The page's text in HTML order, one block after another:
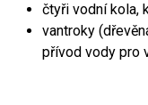
čtyři vodní kola,
vantroky
přívod vody pro